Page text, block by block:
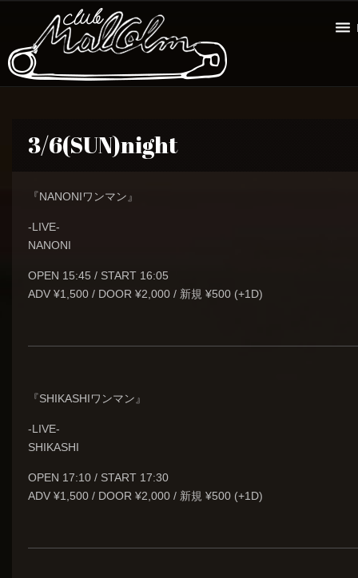
3/6(SUN)night
『NANONIワンマン』
-LIVE-
NANONI
OPEN 15:45 / START 16:05
ADV ¥1,500 / DOOR ¥2,000 / 新規 ¥500 (+1D)
『SHIKASHIワンマン』
-LIVE-
SHIKASHI
OPEN 17:10 / START 17:30
ADV ¥1,500 / DOOR ¥2,000 / 新規 ¥500 (+1D)